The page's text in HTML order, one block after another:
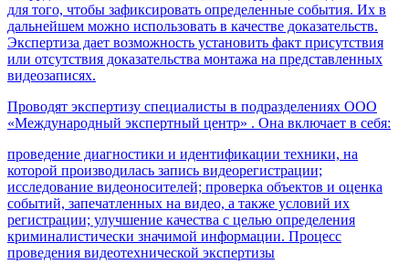
для того, чтобы зафиксировать определенные события. Их в
дальнейшем можно использовать в качестве доказательств.
Экспертиза дает возможность установить факт присутствия
или отсутствия доказательства монтажа на представленных
видеозаписях.
Проводят экспертизу специалисты в подразделениях ООО
«Международный экспертный центр» . Она включает в себя:
проведение диагностики и идентификации техники, на
которой производилась запись видеорегистрации;
исследование видеоносителей; проверка объектов и оценка
событий, запечатленных на видео, а также условий их
регистрации; улучшение качества с целью определения
криминалистически значимой информации. Процесс
проведения видеотехнической экспертизы